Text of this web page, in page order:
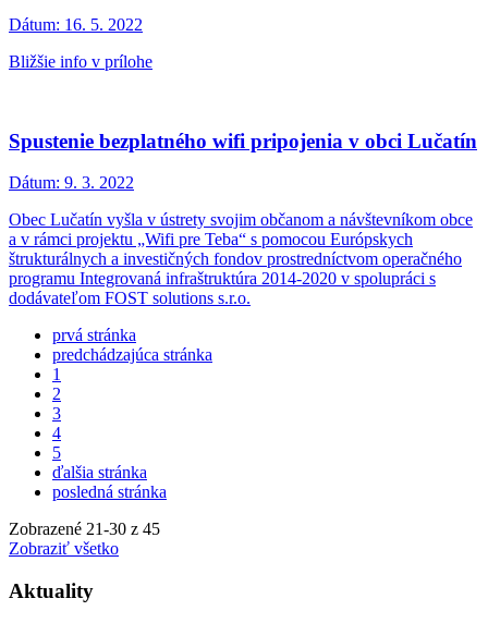
Dátum: 16. 5. 2022
Bližšie info v prílohe
Spustenie bezplatného wifi pripojenia v obci Lučatín
Dátum: 9. 3. 2022
Obec Lučatín vyšla v ústrety svojim občanom a návštevníkom obce
a v rámci projektu „Wifi pre Teba“ s pomocou Európskych
štrukturálnych a investičných fondov prostredníctvom operačného
programu Integrovaná infraštruktúra 2014-2020 v spolupráci s
dodávateľom FOST solutions s.r.o.
prvá stránka
predchádzajúca stránka
1
2
3
4
5
ďalšia stránka
posledná stránka
Zobrazené 21-30 z 45
Zobraziť všetko
Aktuality